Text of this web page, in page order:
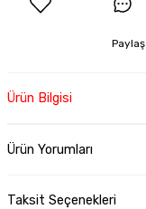
Paylaş
Ürün Bilgisi
Ürün Yorumları
Taksit Seçenekleri